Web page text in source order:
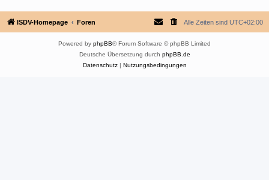
ISDV-Homepage Foren Alle Zeiten sind UTC+02:00
Powered by phpBB® Forum Software © phpBB Limited
Deutsche Übersetzung durch phpBB.de
Datenschutz| Nutzungsbedingungen